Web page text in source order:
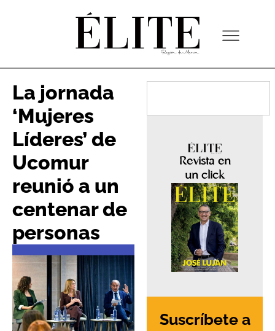
La jornada
‘Mujeres
Líderes’ de
Ucomur
reunió a un
centenar de
personas
Revista en
un click
Suscríbete a